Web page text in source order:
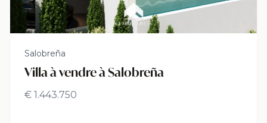
Salobreña
Villa à vendre à Salobreña
€ 1.443.750